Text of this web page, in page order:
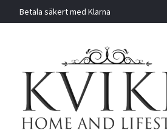
Betala säkert med Klarna